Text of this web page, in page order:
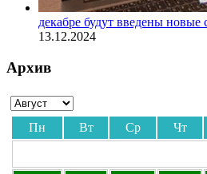
декабре будут введены
13.12.2024
Архив
Пн Вт Ср Чт